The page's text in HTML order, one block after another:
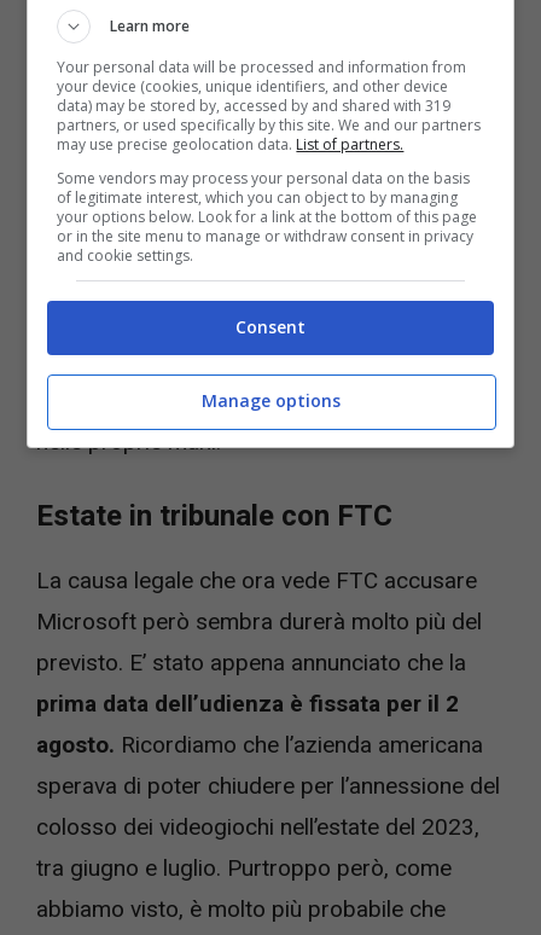
Non solo, come vi abbiamo riportato, l’FTC ha
anche di conseguenza denunciato Microsoft,
accusandola di condotta monopolistica per
questa operazione che non avrebbe dovuto
tentare di fare. Si parla quindi di una battuta
d’arresto molto pesante per il gigante
sperava di concludere
l’operazione nell’estate del 2023e mettere
così tante IP, videogiochi e studi di sviluppo
nelle proprie mani.
Estate in tribunale con FTC
La causa legale che ora vede FTC accusare
Microsoft però sembra durerà molto più del
previsto. E’ stato appena annunciato che la
prima data dell’udienza è fissata per il 2
agosto. Ricordiamo che l’azienda americana
sperava di poter chiudere per l’annessione del
colosso dei videogiochi nell’estate del 2023,
tra giugno e luglio. Purtroppo però, come
abbiamo visto, è molto più probabile che
Learn more
Your personal data will be processed and information from
your device (cookies, unique identifiers, and other device
data) may be stored by, accessed by and shared with 319
partners, or used specifically by this site. We and our partners
may use precise geolocation data. List of partners.
Some vendors may process your personal data on the basis
of legitimate interest, which you can object to by managing
your options below. Look for a link at the bottom of this page
or in the site menu to manage or withdraw consent in privacy
and cookie settings.
Consent
Manage options